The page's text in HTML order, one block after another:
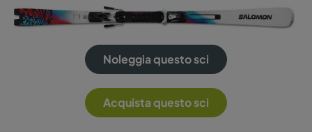
Noleggia questo sci
Acquista questo sci